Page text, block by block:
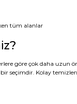
tüm alanlar
göre çok daha uzun
seçimdir. Kolay